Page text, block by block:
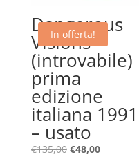
In offerta!
Dangerous
Visions –
(introvabile)
prima
edizione
italiana 1991
– usato
€135,00 Il
€48,00Il